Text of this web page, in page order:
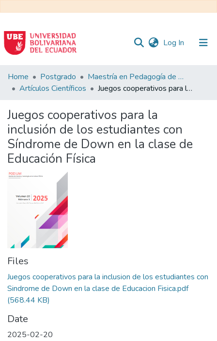
Log In (current)
Communities
&
All of DSpace
Statistics
Home Postgrado
Maestría en Pedagogía de la Cultura Física - Mención en Educación Física Inclusiva
Artículos Científicos
Juegos cooperativos para la inclusión de los estudiantes con Síndrome de Down en la clase de Educación Física
Juegos cooperativos para la
inclusión de los estudiantes con
Síndrome de Down en la clase de
Educación Física
Files
Juegos cooperativos para la inclusion de los estudiantes con
Sindrome de Down en la clase de Educacion Fisica.pdf
(568.44 KB)
Date
2025-02-20